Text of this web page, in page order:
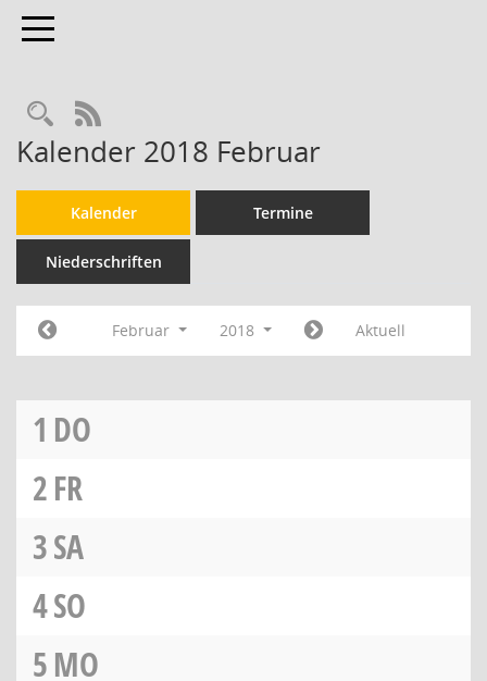
Toggle navigation
RSS-Feed
Kalender 2018 Februar
Kalender Termine
Niederschriften
Februar 2018 Aktuell
1 DO
2FR
3SA
4SO
5MO